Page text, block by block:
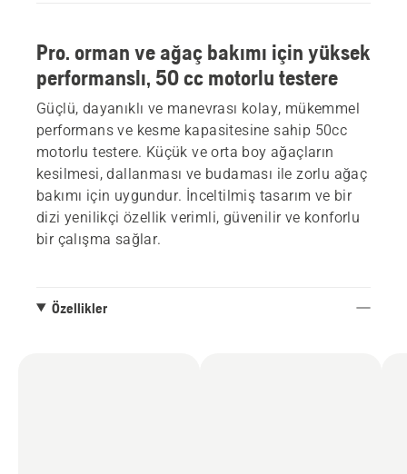
Pro. orman ve ağaç bakımı için yüksek
performanslı, 50 cc motorlu testere
Güçlü, dayanıklı ve manevrası kolay, mükemmel
performans ve kesme kapasitesine sahip 50cc
motorlu testere. Küçük ve orta boy ağaçların
kesilmesi, dallanması ve budaması ile zorlu ağaç
bakımı için uygundur. İnceltilmiş tasarım ve bir
dizi yenilikçi özellik verimli, güvenilir ve konforlu
bir çalışma sağlar.
Özellikler